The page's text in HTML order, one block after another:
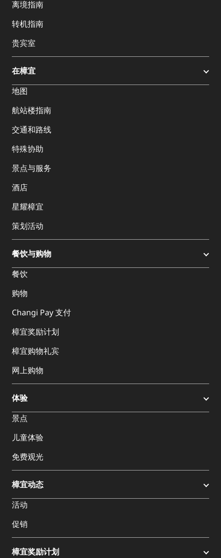
离境指南
转机指南
贵宾室
在樟宜
地图
航站楼指南
交通和路线
特殊协助
景点与服务
酒店
星耀樟宜
策划活动
餐饮与购物
餐饮
购物
Changi Pay 支付
樟宜奖励计划
樟宜购物礼宾
网上购物
体验
景点
儿童体验
免费观光
樟宜动态
活动
促销
樟宜奖励计划